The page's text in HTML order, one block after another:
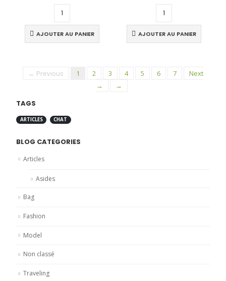
TAGS
ARTICLES CHAT
BLOG CATEGORIES
Articles
Asides
Bag
Fashion
Model
Non classé
Traveling
AJOUTER AU PANIER AJOUTER AU PANIER
← Previous 1 2 3 4 5 6 7
Next
→
→